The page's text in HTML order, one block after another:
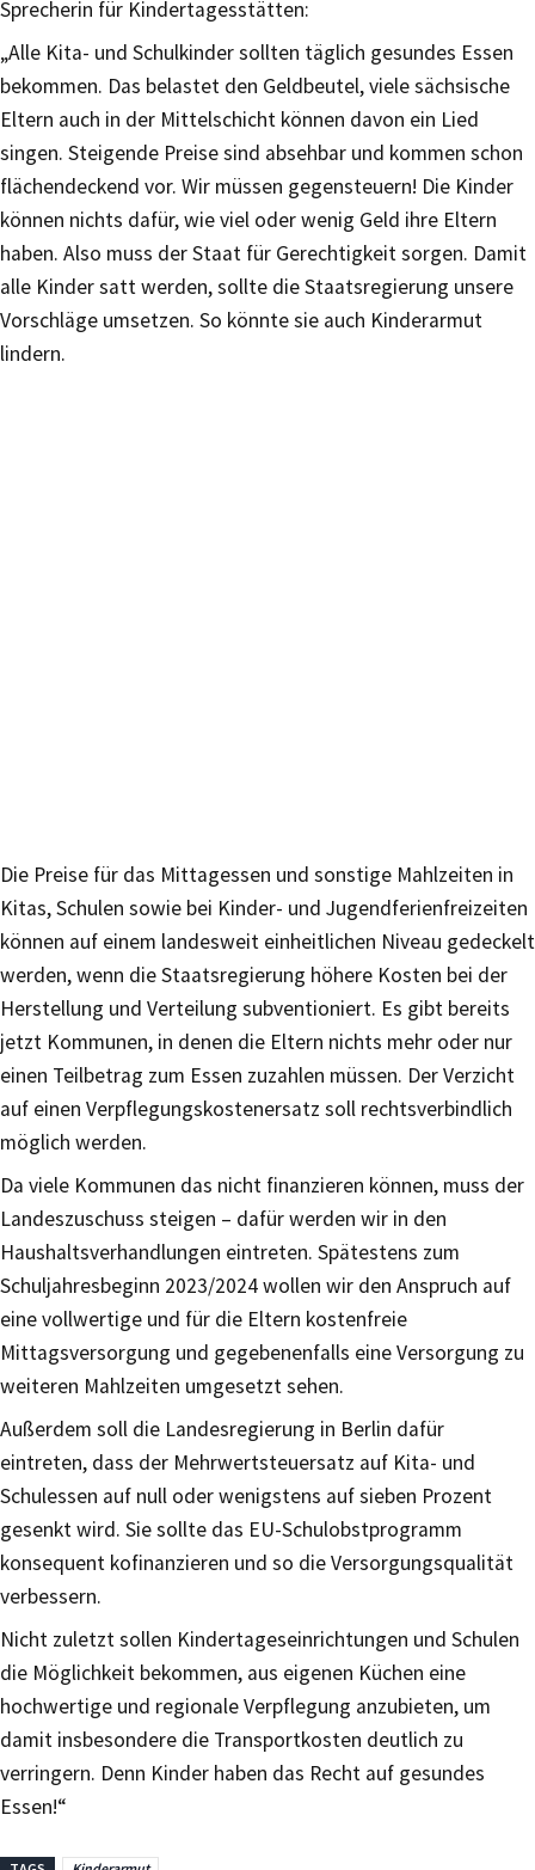
Sprecherin für Kindertagesstätten:
„Alle Kita- und Schulkinder sollten täglich gesundes Essen
bekommen. Das belastet den Geldbeutel, viele sächsische
Eltern auch in der Mittelschicht können davon ein Lied
singen. Steigende Preise sind absehbar und kommen schon
flächendeckend vor. Wir müssen gegensteuern! Die Kinder
können nichts dafür, wie viel oder wenig Geld ihre Eltern
haben. Also muss der Staat für Gerechtigkeit sorgen. Damit
alle Kinder satt werden, sollte die Staatsregierung unsere
Vorschläge umsetzen. So könnte sie auch Kinderarmut
lindern.
Die Preise für das Mittagessen und sonstige Mahlzeiten in
Kitas, Schulen sowie bei Kinder- und Jugendferienfreizeiten
können auf einem landesweit einheitlichen Niveau gedeckelt
werden, wenn die Staatsregierung höhere Kosten bei der
Herstellung und Verteilung subventioniert. Es gibt bereits
jetzt Kommunen, in denen die Eltern nichts mehr oder nur
einen Teilbetrag zum Essen zuzahlen müssen. Der Verzicht
auf einen Verpflegungskostenersatz soll rechtsverbindlich
möglich werden.
Da viele Kommunen das nicht finanzieren können, muss der
Landeszuschuss steigen – dafür werden wir in den
Haushaltsverhandlungen eintreten. Spätestens zum
Schuljahresbeginn 2023/2024 wollen wir den Anspruch auf
eine vollwertige und für die Eltern kostenfreie
Mittagsversorgung und gegebenenfalls eine Versorgung zu
weiteren Mahlzeiten umgesetzt sehen.
Außerdem soll die Landesregierung in Berlin dafür
eintreten, dass der Mehrwertsteuersatz auf Kita- und
Schulessen auf null oder wenigstens auf sieben Prozent
gesenkt wird. Sie sollte das EU-Schulobstprogramm
konsequent kofinanzieren und so die Versorgungsqualität
verbessern.
Nicht zuletzt sollen Kindertageseinrichtungen und Schulen
die Möglichkeit bekommen, aus eigenen Küchen eine
hochwertige und regionale Verpflegung anzubieten, um
damit insbesondere die Transportkosten deutlich zu
verringern. Denn Kinder haben das Recht auf gesundes
Essen!“